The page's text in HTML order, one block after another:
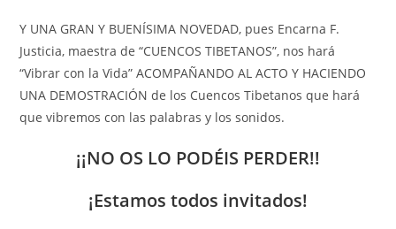
Y UNA GRAN Y BUENÍSIMA NOVEDAD, pues Encarna F.
Justicia, maestra de “CUENCOS TIBETANOS”, nos hará
“Vibrar con la Vida” ACOMPAÑANDO AL ACTO Y HACIENDO
UNA DEMOSTRACIÓN de los Cuencos Tibetanos que hará
que vibremos con las palabras y los sonidos.
¡¡NO OS LO PODÉIS PERDER!!
¡Estamos todos invitados!